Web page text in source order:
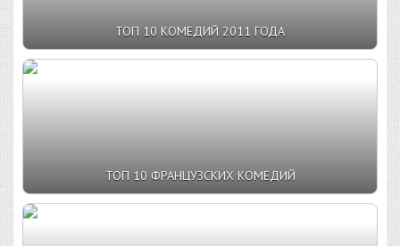
ТОП 10 КОМЕДИЙ 2011 ГОДА
ТОП 10 ФРАНЦУЗСКИХ КОМЕДИЙ